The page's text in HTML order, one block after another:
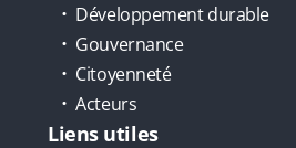
Développement durable
Gouvernance
Citoyenneté
Acteurs
Liens utiles